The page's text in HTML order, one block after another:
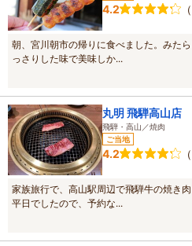
4.2 （
朝、宮川朝市の帰りに食べました。みた
っさりした味で美味しか...
丸明 飛騨高山店
飛騨・高山／焼肉
ご当地
4.2 （
家族旅行で、高山駅周辺で飛騨牛の焼き
平日でしたので、予約な...